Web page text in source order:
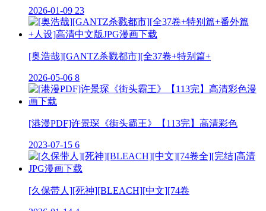
2026-01-09 23
[奥浩哉][GANTZ杀戮都市][全37卷+特别篇+
2026-05-06 8
[港漫PDF]许景琛《街头霸王》【113完】高清彩色
2023-07-15 6
[久保带人][死神][BLEACH][中文][74卷